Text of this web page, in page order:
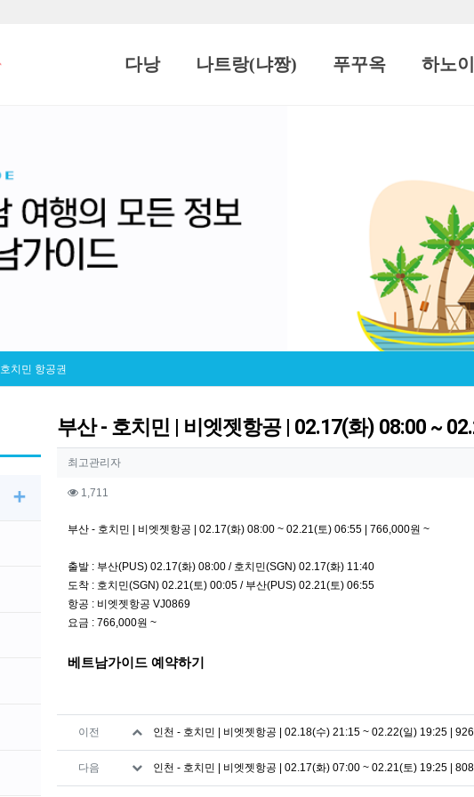
다낭 나트랑(냐짱) 푸꾸옥 하노이
호치민 항공권
부산 - 호치민 | 비엣젯항공 | 02.17(화) 08:00 ~
작성자 정보
최고관리자작성
컨텐츠 정보
1,711
본문
부산 - 호치민 | 비엣젯항공 | 02.17(화) 08:00 ~ 02.21(토) 06:55 | 766,000원 ~
출발 : 부산(PUS) 02.17(화) 08:00 / 호치민(SGN) 02.17(화) 11:40
도착 : 호치민(SGN) 02.21(토) 00:05 / 부산(PUS) 02.21(토) 06:55
항공 : 비엣젯항공 VJ0869
요금 : 766,000원 ~
베트남가이드 예약하기
관련자료
이전 인천 - 호치민 | 비엣젯항공 | 02.18(수) 21:15 ~ 02.22(일) 19:25 |
다음 인천 - 호치민 | 비엣젯항공 | 02.17(화) 07:00 ~ 02.21(토) 19:25 |